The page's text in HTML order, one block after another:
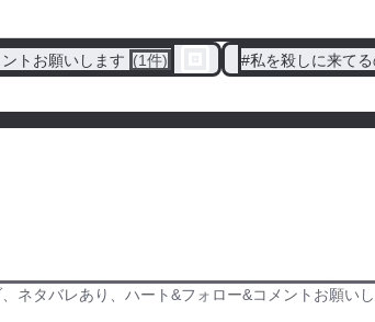
トお願いします (1件) #私を殺しに来てる
ネタバレあり、ハート&フォロー&コメントお願い